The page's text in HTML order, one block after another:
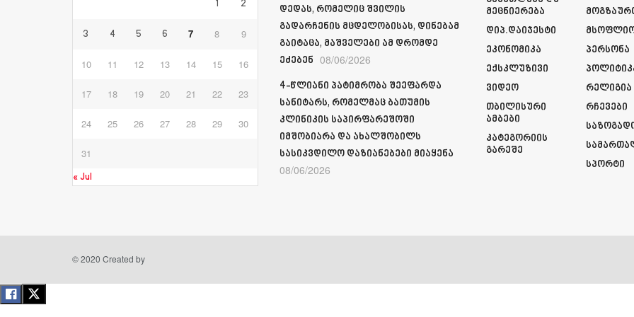
1 2
3 4 5 6 7 8 9
10 11 12 13 14 15 16
17 18 19 20 21 22 23
24 25 26 27 28 29 30
31
« Jul
დედას, რომელიც შვილის
გადარჩენის მცდელობისას, დინებამ
გაიტაცა, მაშველები ამ დრომდე
ეძებენ 08/06/2026
4-წლიანი პატიმრობა შეეფარდა
სანიტარს, რომელმაც ბათუმის
კლინიკის საპირფარეშოში
იმშობიარა და ახალშობილს
სასიკვდილო დაზიანებები მიაყენა
08/06/2026
Მეცნიერება
Დიპ.დაიჯესტი
Ეკონომიკა
Ექსკლუზივი
Ვიდეო
Თბილისური
Ამბები
Კატეგორიის
Გარეშე
Პერსონა
Რელიგია
Რჩევები
Სპორტი
© 2020 Created by